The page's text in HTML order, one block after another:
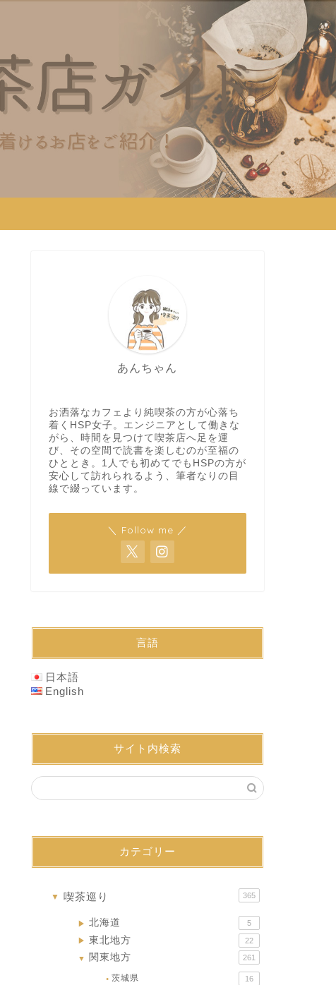
あんちゃん
お洒落なカフェより純喫茶の方が心落ち
着くHSP女子。エンジニアとして働きな
がら、時間を見つけて喫茶店へ足を運
び、その空間で読書を楽しむのが至福の
ひととき。1人でも初めてでもHSPの方が
安心して訪れられるよう、筆者なりの目
線で綴っています。
＼ Follow me ／
言語
日本語
English
サイト内検索
カテゴリー
▼ 喫茶巡り 365
▶ 北海道 5
▶ 東北地方 22
▼ 関東地方 261
● 茨城県 16